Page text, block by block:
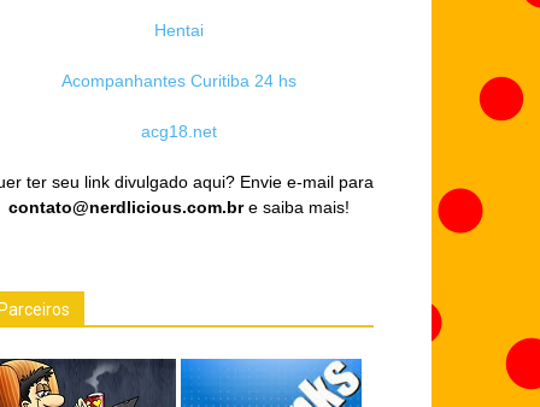
Hentai
Acompanhantes Curitiba 24 hs
acg18.net
ter seu link divulgado aqui? Envie e-mail para
contato@nerdlicious.com.bre saiba mais!